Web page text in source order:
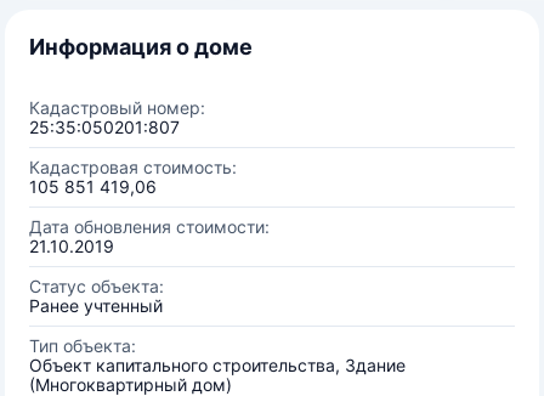
Информация о доме
Кадастровый номер:
25:35:050201:807
Кадастровая стоимость:
105 851 419,06
Дата обновления стоимости:
21.10.2019
Статус объекта:
Ранее учтенный
Тип объекта:
Объект капитального строительства, Здание
(Многоквартирный дом)